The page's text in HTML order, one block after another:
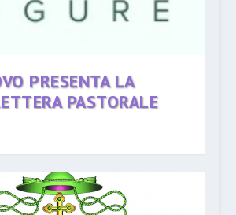
PRESENTA LA
PASTORALE